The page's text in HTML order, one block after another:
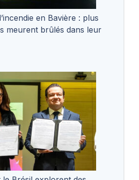
en Bavière : plus
meurent brûlés dans leur